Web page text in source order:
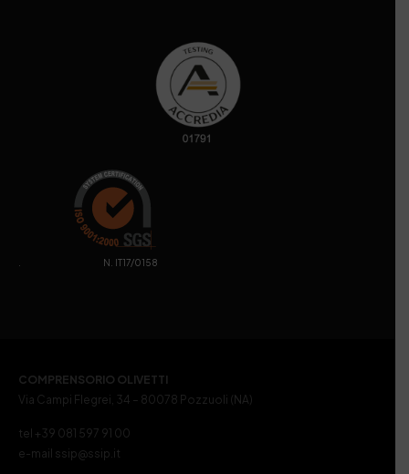
. N. IT17/0158
COMPRENSORIO OLIVETTI
Via Campi Flegrei, 34 – 80078 Pozzuoli (NA)
tel +39 081 597 91 00
e-mail ssip@ssip.it